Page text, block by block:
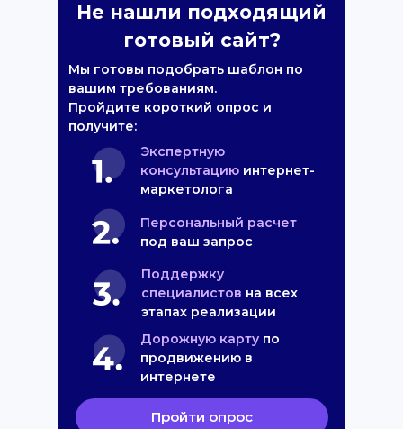
Не нашли подходящий
готовый сайт?
Мы готовы подобрать шаблон по
вашим требованиям.
Пройдите короткий опрос и
получите:
Экспертную
консультацию интернет-
маркетолога
Персональный расчет
под ваш запрос
Поддержку
специалистов на всех
этапах реализации
Дорожную карту по
продвижению в
интернете
Пройти опрос